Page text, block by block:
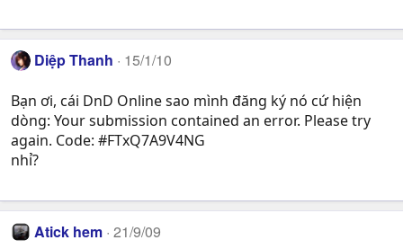
Diệp Thanh 15/1/10
Bạn ơi, cái DnD Online sao mình đăng ký nó cứ hiện
dòng: Your submission contained an error. Please try
again. Code: #FTxQ7A9V4NG
nhỉ?
Atick hem 21/9/09